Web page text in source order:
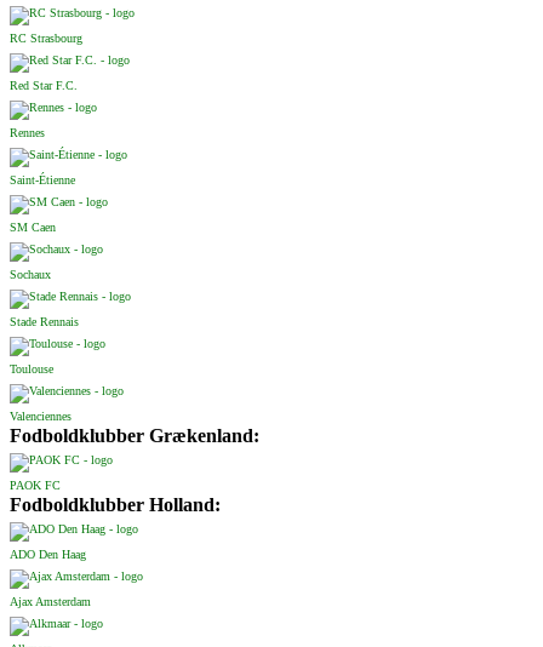
RC Strasbourg
Red Star F.C.
Rennes
Saint-Étienne
SM Caen
Sochaux
Stade Rennais
Toulouse
Valenciennes
Fodboldklubber Grækenland:
PAOK FC
Fodboldklubber Holland:
ADO Den Haag
Ajax Amsterdam